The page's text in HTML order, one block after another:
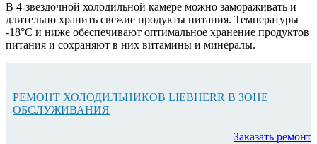
В 4-звездочной холодильной камере можно замораживать и
длительно хранить свежие продукты питания. Температуры
-18°C и ниже обеспечивают оптимальное хранение продуктов
питания и сохраняют в них витамины и минералы.
РЕМОНТ ХОЛОДИЛЬНИКОВ LIEBHERR В ЗОНЕ
ОБСЛУЖИВАНИЯ
Заказать ремонт